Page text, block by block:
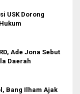
USK Dorong
Ade Jona Sebut
Daerah
Bang Ilham Ajak